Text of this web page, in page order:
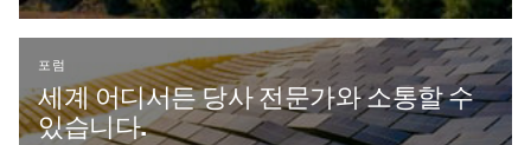
포럼
세계 어디서든 당사 전문가와 소통할 수
있습니다.